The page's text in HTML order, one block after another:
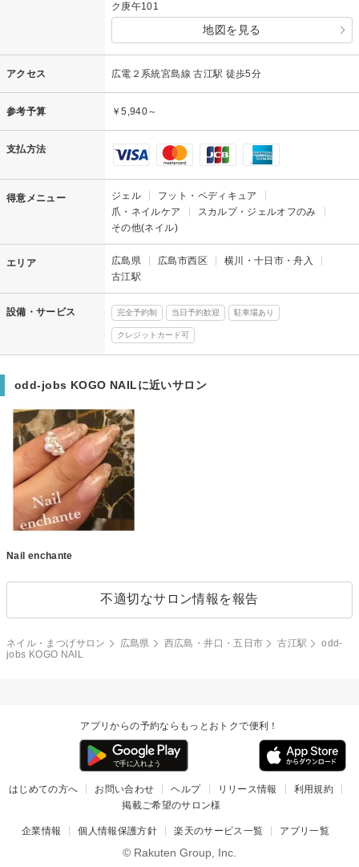
ク庚午101
地図を見る
アクセス 広電２系統宮島線 古江駅 徒歩5分
参考予算 ￥5,940～
支払方法
得意メニュー ジェル
フット・ペディキュア
爪・ネイルケア
スカルプ・ジェルオフのみ
その他(ネイル)
エリア 広島県 広島市西区
横川・十日市・舟入
古江駅
設備・サービス 完全予約制 当日予約歓迎 駐車場あり
クレジットカード可
odd-jobs KOGO NAILに近いサロン
Nail enchante
不適切なサロン情報を報告
ネイル・まつげサロン 広島県 西広島・井口・五日市 古江駅
odd-
jobs KOGO NAIL
アプリからの予約ならもっとおトクで便利！
はじめての方へ お問い合わせ ヘルプ リリース情報
利用規約
掲載ご希望のサロン様
企業情報 個人情報保護方針 楽天のサービス一覧 アプリ一覧
© Rakuten Group, Inc.